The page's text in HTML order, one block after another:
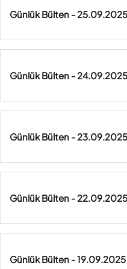
Günlük Bülten - 25.09.2025
Günlük Bülten - 24.09.2025
Günlük Bülten - 23.09.2025
Günlük Bülten - 22.09.2025
Günlük Bülten - 19.09.2025